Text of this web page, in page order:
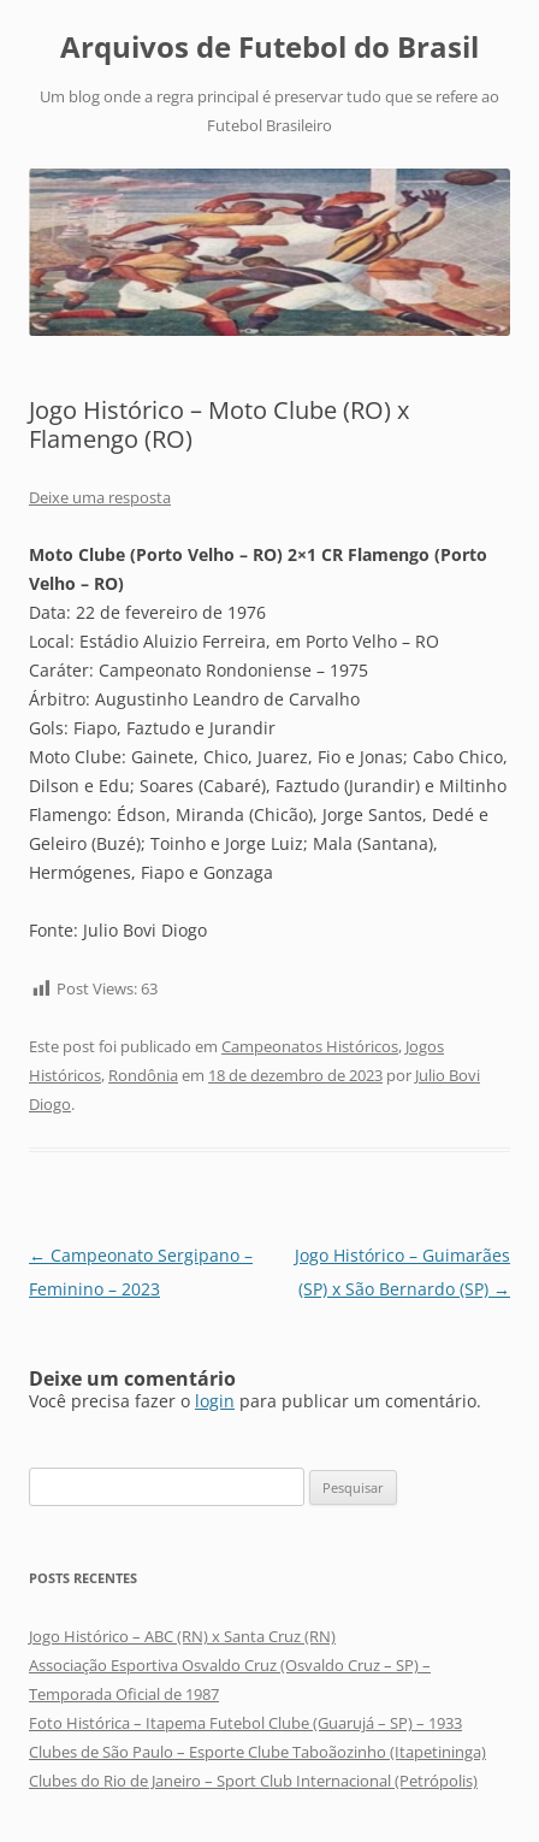
Arquivos de Futebol do Brasil
Um blog onde a regra principal é preservar tudo que se refere ao
Futebol Brasileiro
Jogo Histórico – Moto Clube (RO) x
Flamengo (RO)
Deixe uma resposta
Moto Clube (Porto Velho – RO) 2×1 CR Flamengo (Porto
Velho – RO)
Data: 22 de fevereiro de 1976
Local: Estádio Aluizio Ferreira, em Porto Velho – RO
Caráter: Campeonato Rondoniense – 1975
Árbitro: Augustinho Leandro de Carvalho
Gols: Fiapo, Faztudo e Jurandir
Moto Clube: Gainete, Chico, Juarez, Fio e Jonas; Cabo Chico,
Dilson e Edu; Soares (Cabaré), Faztudo (Jurandir) e Miltinho
Flamengo: Édson, Miranda (Chicão), Jorge Santos, Dedé e
Geleiro (Buzé); Toinho e Jorge Luiz; Mala (Santana),
Hermógenes, Fiapo e Gonzaga
Fonte: Julio Bovi Diogo
Post Views:63
Este post foi publicado em Campeonatos Históricos, Jogos
Históricos, Rondônia em 18 de dezembro de 2023 por Julio Bovi
Diogo.
Navegação
de
← Campeonato Sergipano –
Feminino – 2023
Jogo Histórico – Guimarães
(SP) x São Bernardo (SP) →
Deixe um comentário
Você precisa fazer o login para publicar um comentário.
por:
POSTS RECENTES
Jogo Histórico – ABC (RN) x Santa Cruz (RN)
Associação Esportiva Osvaldo Cruz (Osvaldo Cruz – SP) –
Temporada Oficial de 1987
Foto Histórica – Itapema Futebol Clube (Guarujá – SP) – 1933
Clubes de São Paulo – Esporte Clube Taboãozinho (Itapetininga)
Clubes do Rio de Janeiro – Sport Club Internacional (Petrópolis)